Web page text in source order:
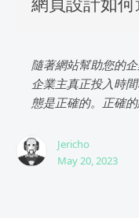
隨著網站幫助您的
企業主真正投入時
態是正確的。正確
Jericho
May 20, 2023